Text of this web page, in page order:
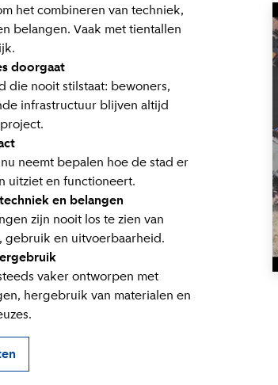
het combineren van techniek,
belangen. Vaak met tientallen
doorgaat
die nooit stilstaat: bewoners,
infrastructuur blijven altijd
neemt bepalen hoe de stad er
uitziet en functioneert.
en belangen
zijn nooit los te zien van
en uitvoerbaarheid.
vaker ontworpen met
hergebruik van materialen en